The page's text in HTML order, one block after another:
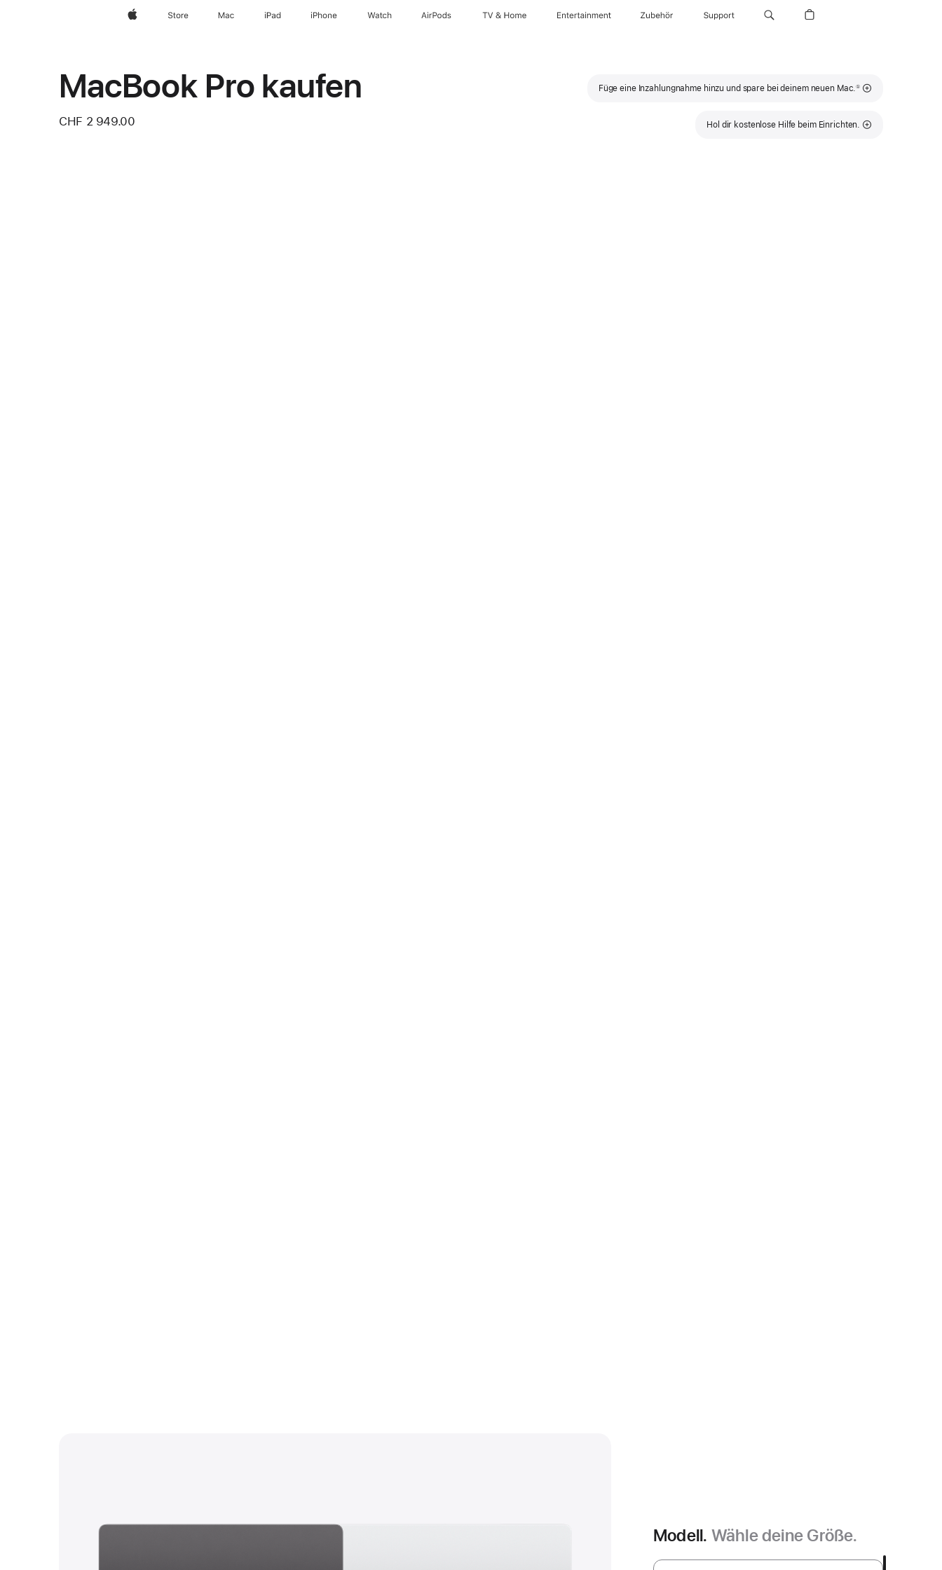
Apple Store Mac iPad iPhone Watch AirPods TV & Home Entertainment Zubehör Support
MacBook Pro kaufen
CHF 2 949.00
Füge eine Inzahlungnahme hinzu und spare bei deinem neuen Mac.
Fußnote
①
Hol dir kostenlose Hilfe beim Einrichten.
Modell. Wähle deine Größe.